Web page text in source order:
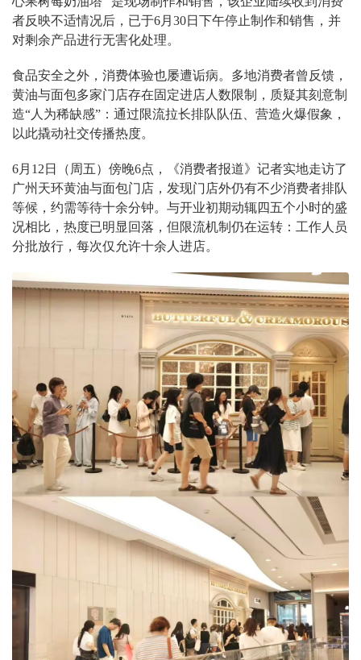
者反映不适情况后，已于6月30日下午停止制作和销售，并
对剩余产品进行无害化处理。
食品安全之外，消费体验也屡遭诟病。多地消费者曾反馈，
黄油与面包多家门店存在固定进店人数限制，质疑其刻意制
造“人为稀缺感”：通过限流拉长排队队伍、营造火爆假象，
以此撬动社交传播热度。
6月12日（周五）傍晚6点，《消费者报道》记者实地走访了
广州天环黄油与面包门店，发现门店外仍有不少消费者排队
等候，约需等待十余分钟。与开业初期动辄四五个小时的盛
况相比，热度已明显回落，但限流机制仍在运转：工作人员
分批放行，每次仅允许十余人进店。